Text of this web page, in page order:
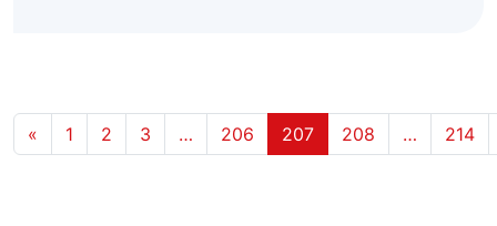
« 1 2 3 … 206 207 208 … 214